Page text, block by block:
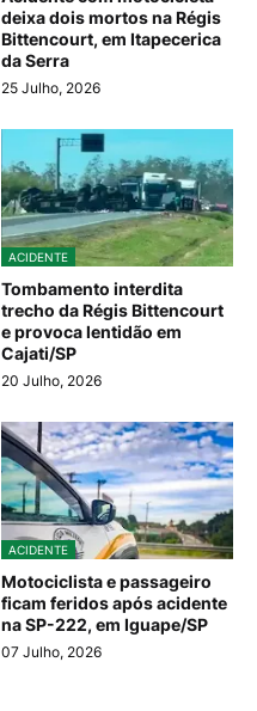
deixa dois mortos na Régis
Bittencourt, em Itapecerica
da Serra
25 Julho, 2026
ACIDENTE
Tombamento interdita
trecho da Régis Bittencourt
e provoca lentidão em
Cajati/SP
20 Julho, 2026
ACIDENTE
Motociclista e passageiro
ficam feridos após acidente
na SP-222, em Iguape/SP
07 Julho, 2026